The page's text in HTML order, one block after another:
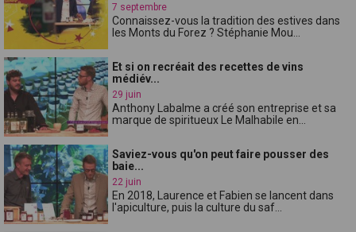
7 septembre
Connaissez-vous la tradition des estives dans
les Monts du Forez ? Stéphanie Mou...
Et si on recréait des recettes de vins
médiév...
29 juin
Anthony Labalme a créé son entreprise et sa
marque de spiritueux Le Malhabile en...
Saviez-vous qu'on peut faire pousser des
baie...
22 juin
En 2018, Laurence et Fabien se lancent dans
l'apiculture, puis la culture du saf...